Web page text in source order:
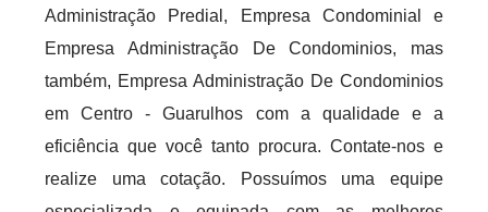
Administração Predial, Empresa Condominial e
Empresa Administração De Condominios, mas
também, Empresa Administração De Condominios
em Centro - Guarulhos com a qualidade e a
eficiência que você tanto procura. Contate-nos e
realize uma cotação. Possuímos uma equipe